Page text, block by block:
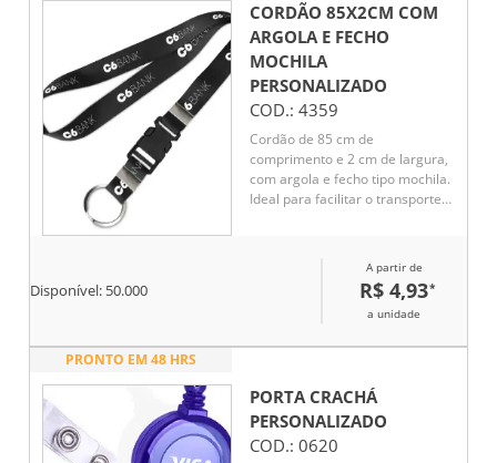
CORDÃO 85X2CM COM
ARGOLA E FECHO
MOCHILA
PERSONALIZADO
COD.: 4359
Cordão de 85 cm de
comprimento e 2 cm de largura,
com argola e fecho tipo mochila.
Ideal para facilitar o transporte
design simples e funcional
garante resistência e
durabilidade no uso diário.
Disponível: 50.000
A partir de
R$ 4,93*
a unidade
PRONTO EM 48 HRS
PORTA CRACHÁ
PERSONALIZADO
COD.: 0620